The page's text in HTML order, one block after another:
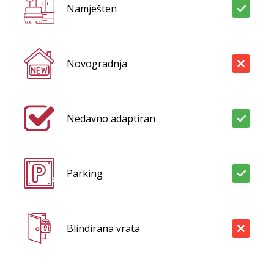
Namješten
Novogradnja
Nedavno adaptiran
Parking
Blindirana vrata